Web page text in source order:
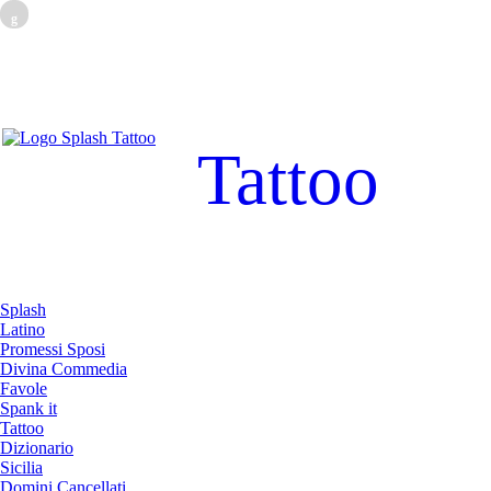
g
Tattoo
Splash
Latino
Promessi Sposi
Divina Commedia
Favole
Spank it
Tattoo
Dizionario
Sicilia
Domini Cancellati